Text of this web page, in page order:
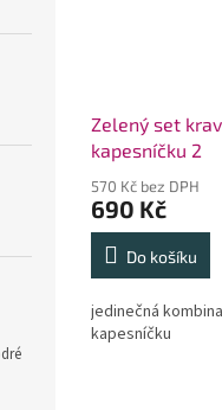
Zelený set
kapesníčku 2
570 Kč bez DPH
690 Kč
Do košíku
jedinečná
kapesníčku